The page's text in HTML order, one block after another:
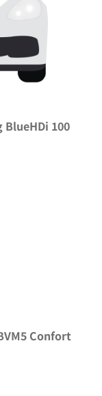
BlueHDi 100
Confort